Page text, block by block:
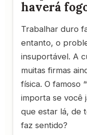
haverá
Trabalhar duro
entanto, o
insuportável. A
muitas firmas
física. O famoso
importa se você
que estar lá, de
faz sentido?